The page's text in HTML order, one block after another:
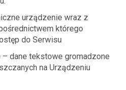
urządzenie wraz z
którego
do Serwisu
– dane tekstowe gromadzone
na Urządzeniu